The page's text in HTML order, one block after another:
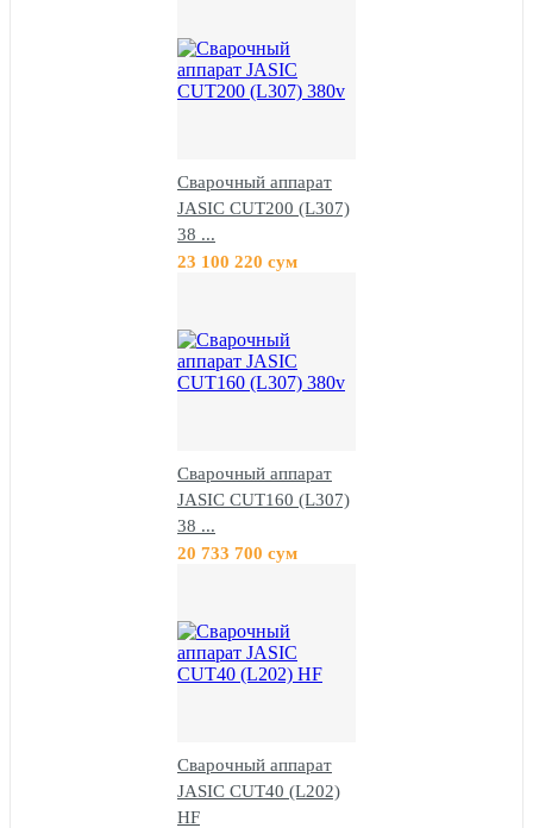
Сварочный аппарат
JASIC CUT200 (L307)
38 ...
23 100 220 сум
Сварочный аппарат
JASIC CUT160 (L307)
38 ...
20 733 700 сум
Сварочный аппарат
JASIC CUT40 (L202)
HF